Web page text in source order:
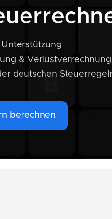
Unterstützung
& Verlustverrechnung
deutschen
berechnen